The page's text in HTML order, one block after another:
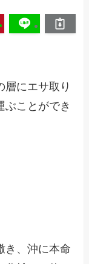
にエサ取り
ぶことができ
き、沖に本命